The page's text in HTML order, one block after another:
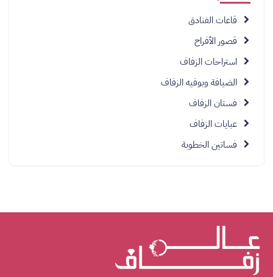
قاعات الفنادق
قصور الأفراح
استراحات الزفاف
الضيافة وبوفيه الزفاف
فستان الزفاف
عبايات الزفاف
فساتين الخطوبة